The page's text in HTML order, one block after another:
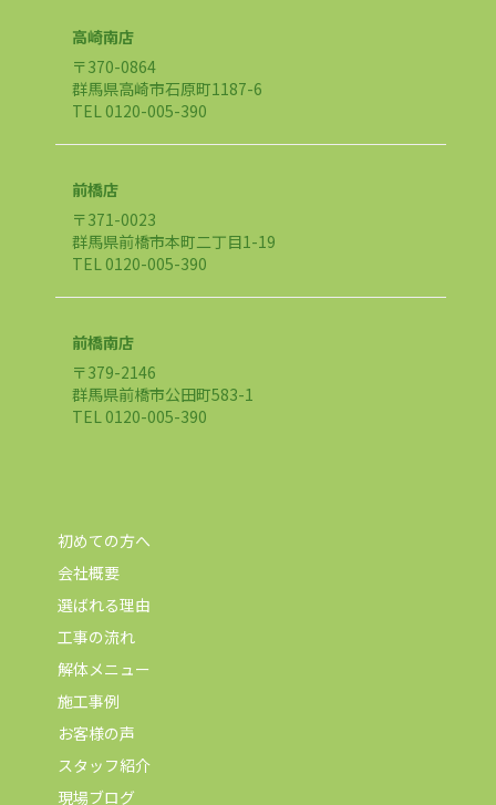
高崎南店
〒370-0864
群馬県高崎市石原町1187-6
TEL 0120-005-390
前橋店
〒371-0023
群馬県前橋市本町二丁目1-19
TEL 0120-005-390
前橋南店
〒379-2146
群馬県前橋市公田町583-1
TEL 0120-005-390
初めての方へ
会社概要
選ばれる理由
工事の流れ
解体メニュー
施工事例
お客様の声
スタッフ紹介
現場ブログ